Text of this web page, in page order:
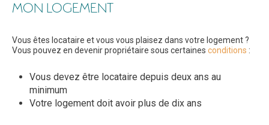
MON LOGEMENT
Vous êtes locataire et vous vous plaisez dans votre logement ?
Vous pouvez en devenir propriétaire sous certaines conditions :
Vous devez être locataire depuis deux ans au
minimum
Votre logement doit avoir plus de dix ans